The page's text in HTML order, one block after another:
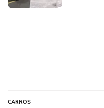
CARROS